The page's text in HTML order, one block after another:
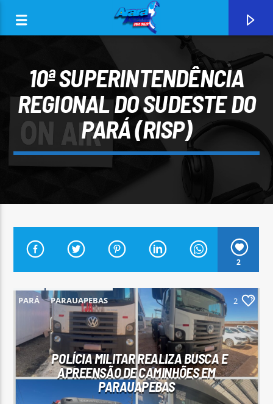
0:00
CURRENT TRACK
ARARA AZUL FM 96,9
Arara Azul FM
10ª SUPERINTENDÊNCIA
REGIONAL DO SUDESTE DO
PARÁ (RISP)
2
PARÁ PARAUAPEBAS 2
POLÍCIA MILITAR REALIZA BUSCA E
APREENSÃO DE CAMINHÕES EM
PARAUAPEBAS